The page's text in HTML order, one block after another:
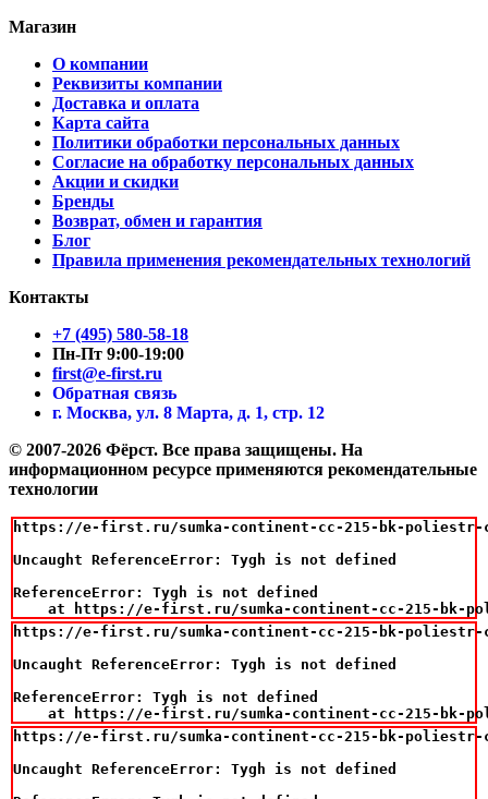
Магазин
О компании
Реквизиты компании
Доставка и оплата
Карта сайта
Политики обработки персональных данных
Согласие на обработку персональных данных
Акции и скидки
Бренды
Возврат, обмен и гарантия
Блог
Правила применения рекомендательных технологий
Контакты
+7 (495) 580-58-18
Пн-Пт 9:00-19:00
first@e-first.ru
Обратная связь
г. Москва, ул. 8 Марта, д. 1, стр. 12
© 2007-2026 Фёрст. Все права защищены. На
информационном ресурсе применяются рекомендательные
технологии
https://e-first.ru/sumka-continent-cc-215-bk-poliestr-
Uncaught ReferenceError: Tygh is not defined
ReferenceError: Tygh is not defined
at https://e-first.ru/sumka-continent-cc-215-bk-
https://e-first.ru/sumka-continent-cc-215-bk-poliestr-
Uncaught ReferenceError: Tygh is not defined
ReferenceError: Tygh is not defined
at https://e-first.ru/sumka-continent-cc-215-bk-
https://e-first.ru/sumka-continent-cc-215-bk-poliestr-
Uncaught ReferenceError: Tygh is not defined